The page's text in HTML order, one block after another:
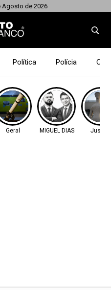
Agosto de 2026
Política Polícia
Geral MIGUEL DIAS Justiça